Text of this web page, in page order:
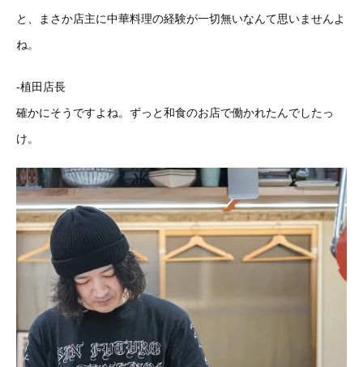
と、まさか店主に中華料理の経験が一切無いなんて思いませんよ
ね。
-植田店長
確かにそうですよね。ずっと和食のお店で働かれたんでしたっ
け。